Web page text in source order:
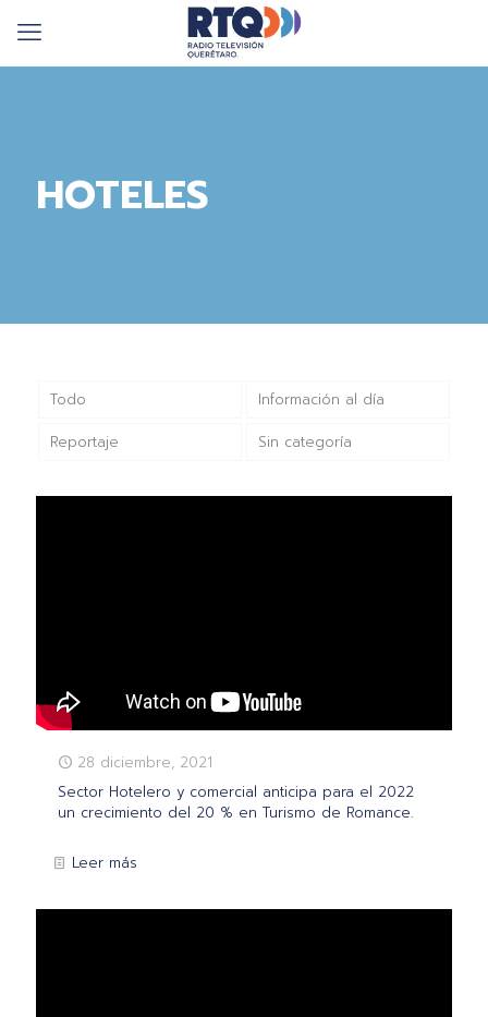
HOTELES
Todo Información al día
Reportaje Sin categoría
28 diciembre, 2021
Sector Hotelero y comercial anticipa para el 2022
un crecimiento del 20 % en Turismo de Romance.
Leer más